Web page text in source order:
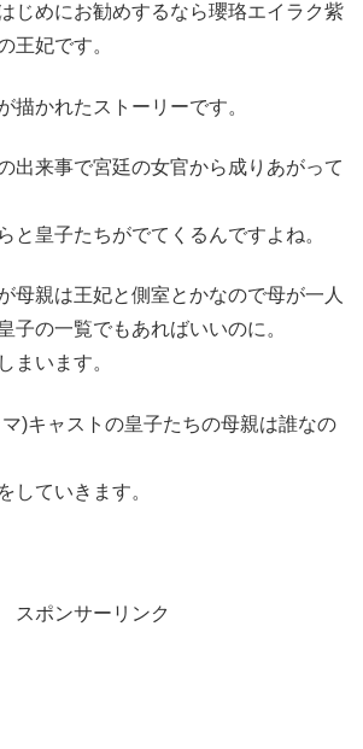
じめにお勧めするなら瓔珞エイラク紫
王妃です。
描かれたストーリーです。
出来事で宮廷の女官から成りあがって
と皇子たちがでてくるんですよね。
母親は王妃と側室とかなので母が一人
子の一覧でもあればいいのに。
まいます。
)キャストの皇子たちの母親は誰なの
していきます。
スポンサーリンク